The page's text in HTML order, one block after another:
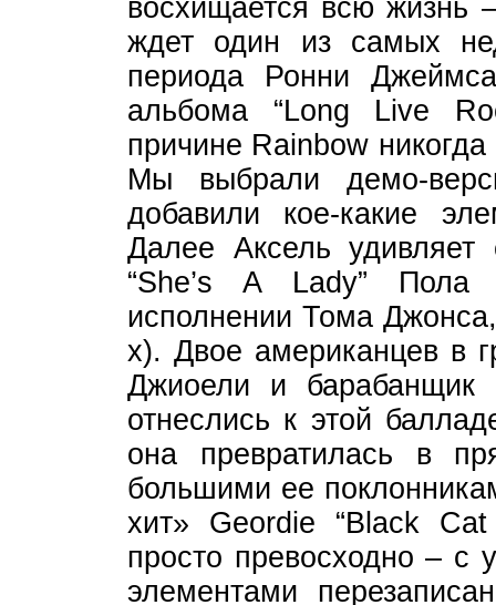
восхищается всю жизнь
ждет один из самых
периода Ронни
альбома “Long Live
причине Rainbow
Мы выбрали демо-
добавили кое-какие
Далее Аксель удивляет
“She’s A Lady” Пола
исполнении Тома
х). Двое американцев в
Джиоели и барабанщик
отнеслись к этой
она превратилась в
большими ее
хит» Geordie “Black
просто превосходно – с
элементами